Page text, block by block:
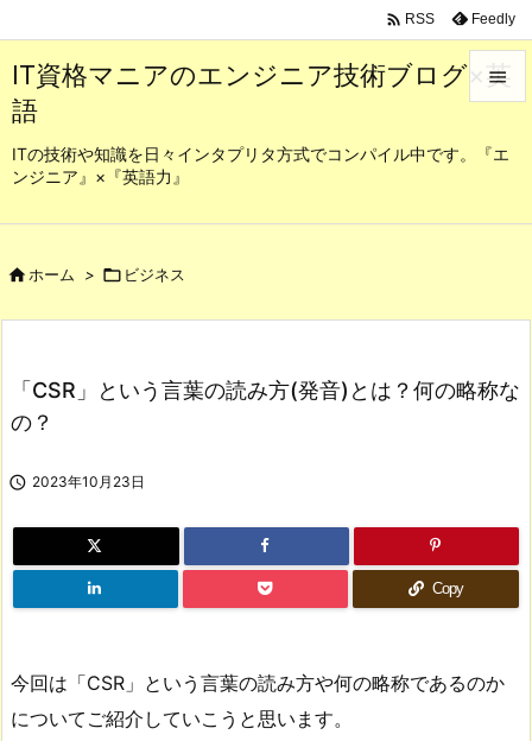
IT資格マニアのエンジニア技術ブログ×英
語
ITの技術や知識を日々インタプリタ方式でコンパイル中です。『エ
ンジニア』×『英語力』

メニュ
検索
 RSS Feedly
ホーム >  ビジネス
「CSR」という言葉の読み方(発音)とは？何の略称な
の？
 2023年10月23日
Copy
今回は「CSR」という言葉の読み方や何の略称であるのか
についてご紹介していこうと思います。